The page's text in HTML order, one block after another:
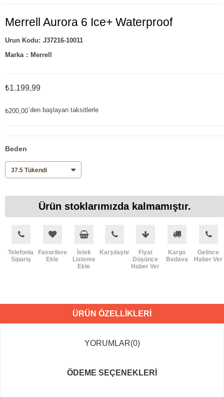
Merrell Aurora 6 Ice+ Waterproof
J37216-10011
Marka : Merrell
₺1.199,99
₺200,00`den başlayan taksitlerle
Beden
Ürün stoklarımızda kalmamıştır.
Telefonla
Sipariş
Favorilere
Ekle
İstek
Listeme
Ekle
Karşılaştır
Fiyat
Düşünce
Haber Ver
Kargo
Bedava
Gelince
Haber Ver
ÜRÜN ÖZELLIKLERI
YORUMLAR(0)
ÖDEME SEÇENEKLERI